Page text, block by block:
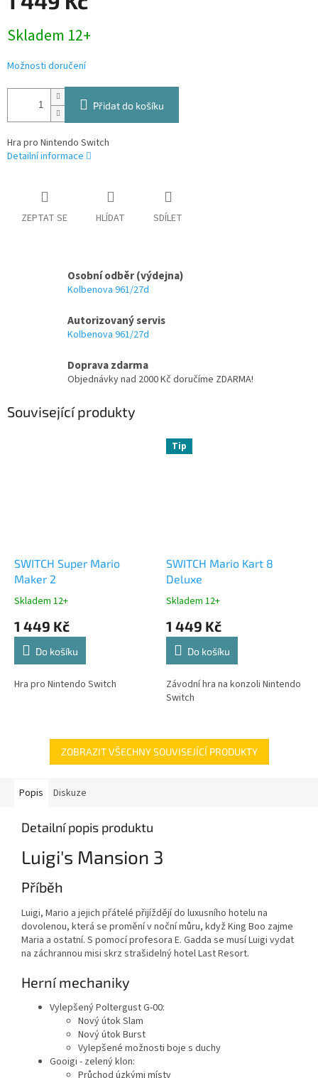
cena:
Skladem 12+
Možnosti doručení
Přidat do košíku
Hra pro Nintendo Switch
Detailní informace
ZEPTAT SE HLÍDAT SDÍLET
Osobní odběr (výdejna)
Kolbenova 961/27d
Autorizovaný servis
Kolbenova 961/27d
Doprava zdarma
Objednávky nad 2000 Kč doručíme ZDARMA!
Související produkty
SWITCH Super Mario
Maker 2
Skladem 12+
1 449 Kč
Do košíku
Hra pro Nintendo Switch
Tip
SWITCH Mario Kart 8
Deluxe
Skladem 12+
1 449 Kč
Do košíku
Závodní hra na konzoli Nintendo
Switch
ZOBRAZIT VŠECHNY SOUVISEJÍCÍ PRODUKTY
Popis Diskuze
Detailní popis produktu
Luigi's Mansion 3
Příběh
Luigi, Mario a jejich přátelé přijíždějí do luxusního hotelu na
dovolenou, která se promění v noční můru, když King Boo zajme
Maria a ostatní. S pomocí profesora E. Gadda se musí Luigi vydat
na záchrannou misi skrz strašidelný hotel Last Resort.
Herní mechaniky
Vylepšený Poltergust G-00:
Nový útok Slam
Nový útok Burst
Vylepšené možnosti boje s duchy
Gooigi - zelený klon: